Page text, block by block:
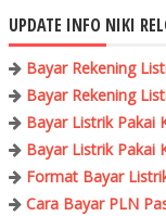
UPDATE INFO NIKI
Bayar Rekening
Bayar Rekening
Bayar Listrik Pakai
Bayar Listrik Pakai
Format Bayar
Cara Bayar PLN